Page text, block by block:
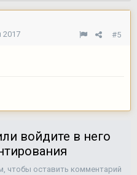
#5
2017
войдите в него
чтобы оставить комментарий